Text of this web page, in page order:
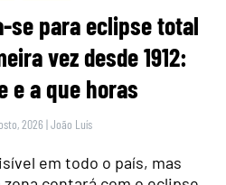
se para eclipse total
vez desde 1912:
e a que horas
2026 |João Luís
em todo o país, mas